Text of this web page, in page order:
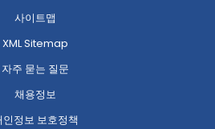
사이트맵
XML Sitemap
자주 묻는 질문
채용정보
인정보 보호정책